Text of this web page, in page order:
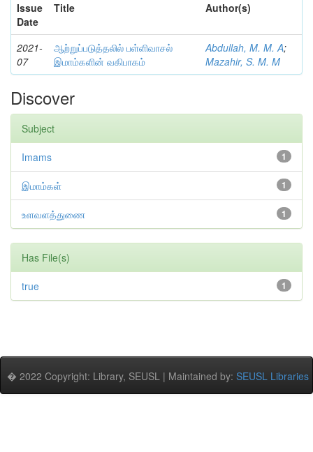
Issue
Date
Title Author(s)
2021-
07
ஆற்றுப்படுத்தலில் பள்ளிவாசல்
இமாம்களின் வகிபாகம்
Abdullah, M. M. A;
Mazahir, S. M. M
Discover
Subject
1
Imams
1
இமாம்கள்
1
உளவளத்துணை
Has File(s)
1
true
� 2022 Copyright: Library, SEUSL | Maintained by: SEUSL Libraries